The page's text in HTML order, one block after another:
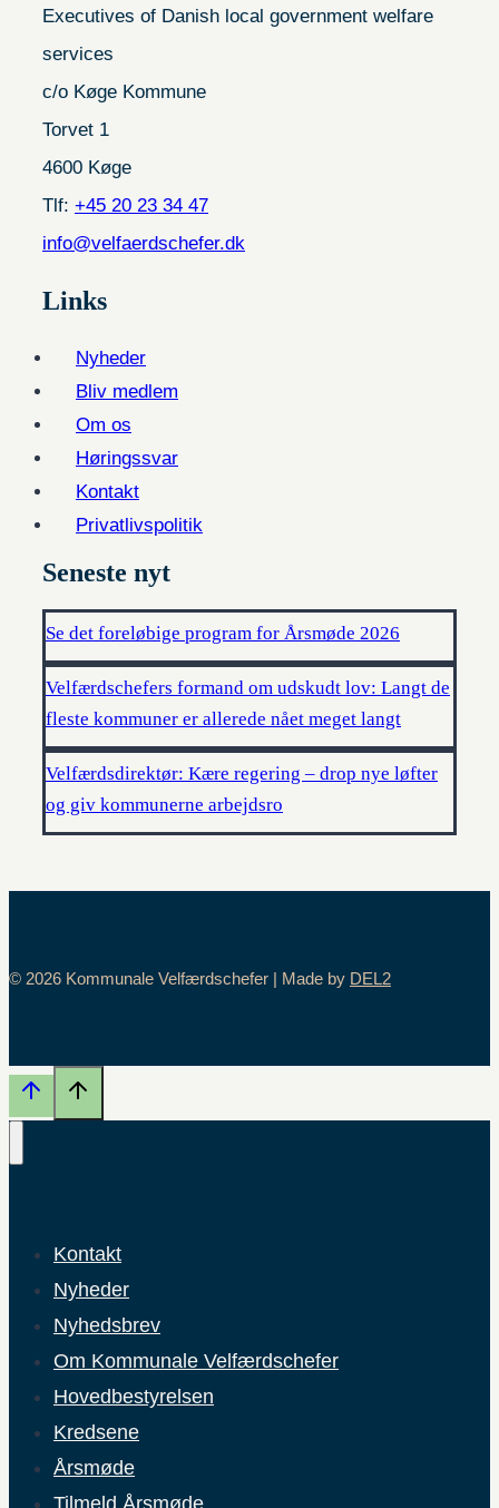
Executives of Danish local government welfare
services
c/o Køge Kommune
Torvet 1
4600 Køge
Tlf: +45 20 23 34 47
info@velfaerdschefer.dk
Links
Nyheder
Bliv medlem
Om os
Høringssvar
Kontakt
Privatlivspolitik
Seneste nyt
Se det foreløbige program for Årsmøde 2026
Velfærdschefers formand om udskudt lov: Langt de
fleste kommuner er allerede nået meget langt
Velfærdsdirektør: Kære regering – drop nye løfter
og giv kommunerne arbejdsro
© 2026 Kommunale Velfærdschefer | Made by DEL2
Kontakt
Nyheder
Nyhedsbrev
Om Kommunale Velfærdschefer
Hovedbestyrelsen
Kredsene
Årsmøde